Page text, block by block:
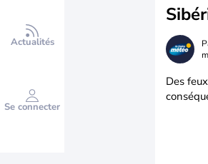
Actualités
Se connecter
Des